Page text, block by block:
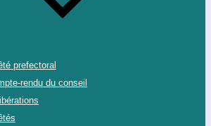
prefectoral
rendu du conseil